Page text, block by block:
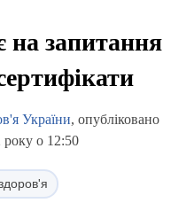
на запитання
України, опубліковано
року о 12:50